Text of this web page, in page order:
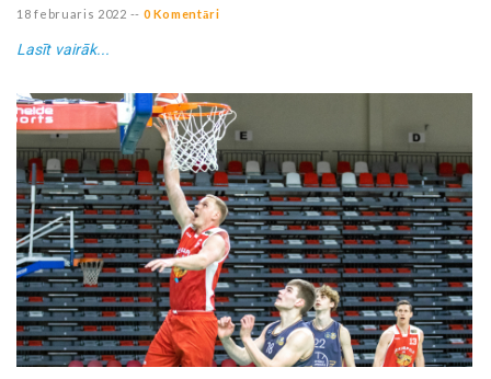
18 februaris 2022 -- 0 Komentāri
Lasīt vairāk...